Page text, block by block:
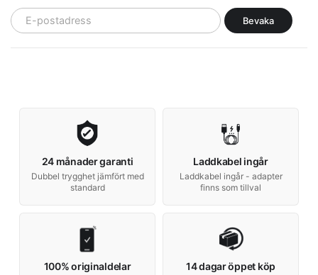
Bevaka
24 månader garanti
Dubbel trygghet jämfört med
standard
Laddkabel ingår
Laddkabel ingår - adapter
finns som tillval
100% originaldelar 14 dagar öppet köp